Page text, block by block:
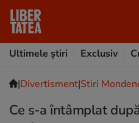
Ultimele știri
Exclusiv
|Divertisment|Stiri
Ce s-a întâmplat